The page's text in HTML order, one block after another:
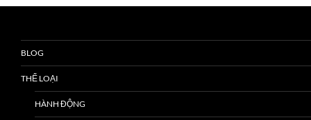
BLOG
THỂ LOẠI
HÀNH ĐỘNG